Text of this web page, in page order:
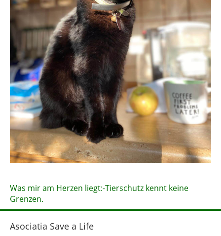
Was mir am Herzen liegt:-Tierschutz kennt keine
Grenzen.
Asociatia Save a Life